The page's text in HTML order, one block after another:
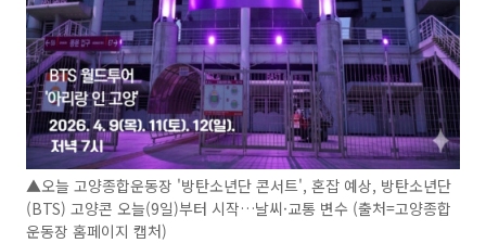
▲오늘 고양종합운동장 '방탄소년단 콘서트', 혼잡 예상, 방탄소년단
(BTS) 고양콘 오늘(9일)부터 시작…날씨·교통 변수 (출처=고양종합
운동장 홈페이지 캡처)